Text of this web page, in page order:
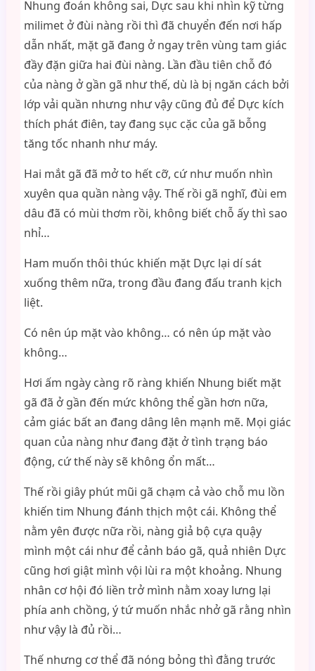
Nhung đoán không sai, Dực sau khi nhìn kỹ từng
milimet ở đùi nàng rồi thì đã chuyển đến nơi hấp
dẫn nhất, mặt gã đang ở ngay trên vùng tam giác
đầy đặn giữa hai đùi nàng. Lần đầu tiên chỗ đó
của nàng ở gần gã như thế, dù là bị ngăn cách bởi
lớp vải quần nhưng như vậy cũng đủ để Dực kích
thích phát điên, tay đang sục cặc của gã bỗng
tăng tốc nhanh như máy.
Hai mắt gã đã mở to hết cỡ, cứ như muốn nhìn
xuyên qua quần nàng vậy. Thế rồi gã nghĩ, đùi em
dâu đã có mùi thơm rồi, không biết chỗ ấy thì sao
nhỉ…
Ham muốn thôi thúc khiến mặt Dực lại dí sát
xuống thêm nữa, trong đầu đang đấu tranh kịch
liệt.
Có nên úp mặt vào không… có nên úp mặt vào
không…
Hơi ấm ngày càng rõ ràng khiến Nhung biết mặt
gã đã ở gần đến mức không thể gần hơn nữa,
cảm giác bất an đang dâng lên mạnh mẽ. Mọi giác
quan của nàng như đang đặt ở tình trạng báo
động, cứ thế này sẽ không ổn mất…
Thế rồi giây phút mũi gã chạm cả vào chỗ mu lồn
khiến tim Nhung đánh thịch một cái. Không thể
nằm yên được nữa rồi, nàng giả bộ cựa quậy
mình một cái như để cảnh báo gã, quả nhiên Dực
cũng hơi giật mình vội lùi ra một khoảng. Nhung
nhân cơ hội đó liền trở mình nằm xoay lưng lại
phía anh chồng, ý tứ muốn nhắc nhở gã rằng nhìn
như vậy là đủ rồi…
Thế nhưng cơ thể đã nóng bỏng thì đằng trước